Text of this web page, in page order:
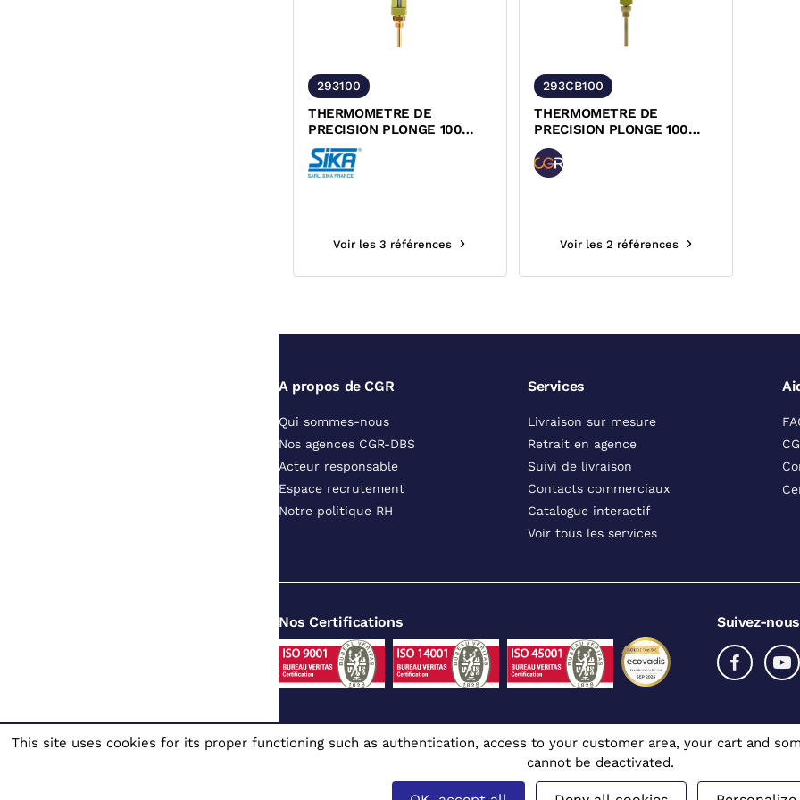
293100
THERMOMETRE DE
PRECISION PLONGE 100
DROIT BOITIER ALUMINIUM
SIKA
Voir les 3 références
293CB100
THERMOMETRE DE
PRECISION PLONGE 100
DROIT BOITIER COMPOSITE
CGR
Voir les 2 références
A propos de CGR
Qui sommes-nous
Nos agences CGR-DBS
Acteur responsable
Espace recrutement
Notre politique RH
Services
Livraison sur mesure
Retrait en agence
Suivi de livraison
Contacts commerciaux
Catalogue interactif
Voir tous les services
Nos Certifications Suivez-
© 1980 - 2026 CGR - Tous droits réservés Mentions légales Prix affichés en euros et hors
This site uses cookies for its proper functioning such as authentication, access to your customer area, your cart and
cannot be deactivated.